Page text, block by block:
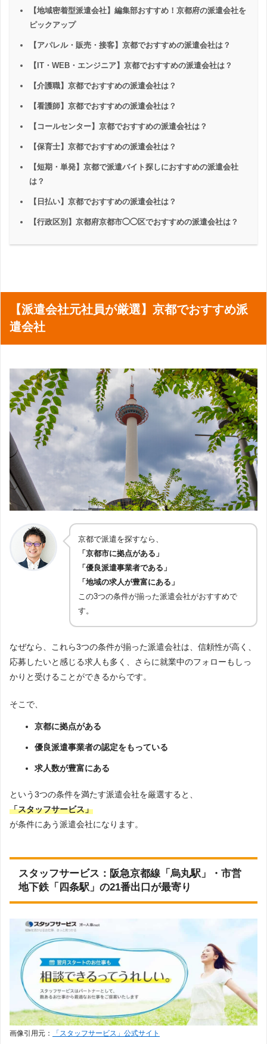
【地域密着型派遣会社】編集部おすすめ！京都府の派遣会社を
ピックアップ
【アパレル・販売・接客】京都でおすすめの派遣会社は？
【IT・WEB・エンジニア】京都でおすすめの派遣会社は？
【介護職】京都でおすすめの派遣会社は？
【看護師】京都でおすすめの派遣会社は？
【コールセンター】京都でおすすめの派遣会社は？
【保育士】京都でおすすめの派遣会社は？
【短期・単発】京都で派遣バイト探しにおすすめの派遣会社
は？
【日払い】京都でおすすめの派遣会社は？
【行政区別】京都府京都市◯◯区でおすすめの派遣会社は？
【派遣会社元社員が厳選】京都でおすすめ派
遣会社
京都で派遣を探すなら、
「京都市に拠点がある」
「優良派遣事業者である」
「地域の求人が豊富にある」
この3つの条件が揃った派遣会社がおすすめで
す。
なぜなら、これら3つの条件が揃った派遣会社は、信頼性が高く、
応募したいと感じる求人も多く、さらに就業中のフォローもしっ
かりと受けることができるからです。
そこで、
京都に拠点がある
優良派遣事業者の認定をもっている
求人数が豊富にある
という3つの条件を満たす派遣会社を厳選すると、
「スタッフサービス」
が条件にあう派遣会社になります。
スタッフサービス：阪急京都線「烏丸駅」・市営
地下鉄「四条駅」の21番出口が最寄り
画像引用元： 「スタッフサービス」公式サイト